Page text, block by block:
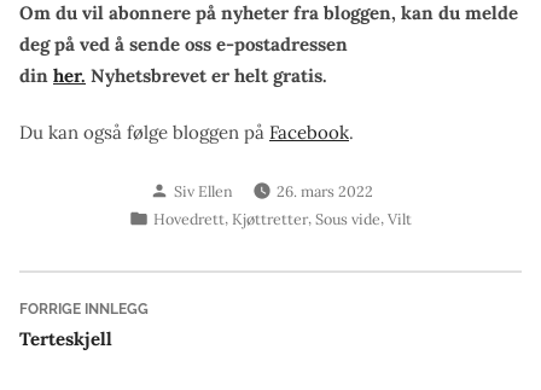
Om du vil abonnere på nyheter fra bloggen, kan du melde
deg på ved å sende oss e-postadressen
din her. Nyhetsbrevet er helt gratis.
Du kan også følge bloggen på Facebook.
Skrevet
av
Siv Ellen
26. mars 2022
Publisert
Hovedrett, Kjøttretter, Sous vide, Vilt
Innleggsnavigasjon
FORRIGE INNLEGGForrige
Terteskjell